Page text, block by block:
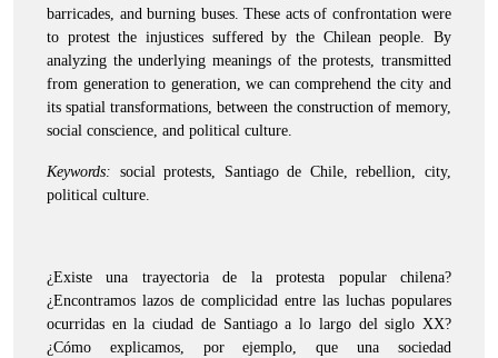
barricades, and burning buses. These acts of confrontation were
to protest the injustices suffered by the Chilean people. By
analyzing the underlying meanings of the protests, transmitted
from generation to generation, we can comprehend the city and
its spatial transformations, between the construction of memory,
social conscience, and political culture.
Keywords: social protests, Santiago de Chile, rebellion, city,
political culture.
¿Existe una trayectoria de la protesta popular chilena?
¿Encontramos lazos de complicidad entre las luchas populares
ocurridas en la ciudad de Santiago a lo largo del siglo XX?
¿Cómo explicamos, por ejemplo, que una sociedad